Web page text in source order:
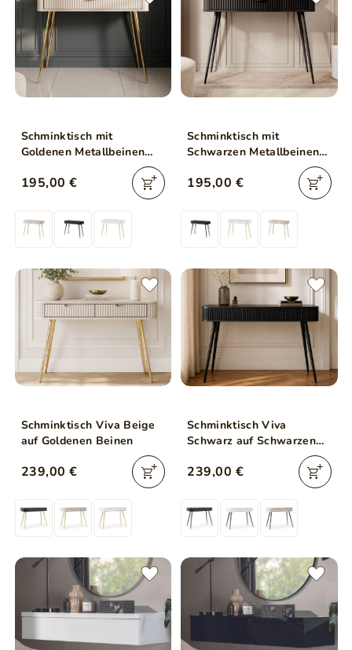
Schminktisch mit
Goldenen Metallbeinen
195,00 €
Schminktisch mit
Schwarzen Metallbeinen
195,00 €
Schminktisch Viva Beige
auf Goldenen Beinen
239,00 €
Schminktisch Viva
Schwarz auf Schwarzen
239,00 €